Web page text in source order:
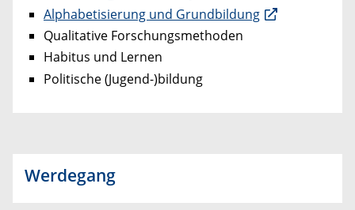
Alphabetisierung und Grundbildung
Qualitative Forschungsmethoden
Habitus und Lernen
Politische (Jugend-)bildung
Werdegang